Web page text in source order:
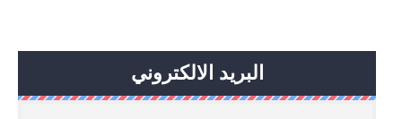
البريد الالكتروني